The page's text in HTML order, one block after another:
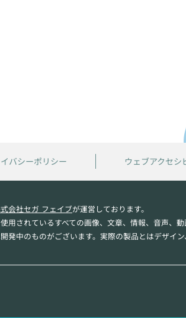
バシーポリシー ウェブアクセシ
会社セガ フェイブが運営しております。
用されているすべての画像、文章、情報、音声、
発中のものがございます。実際の製品とはデザイ